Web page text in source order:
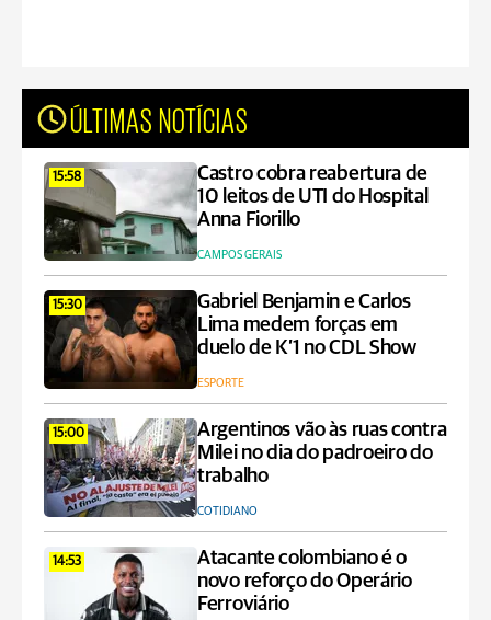
ÚLTIMAS NOTÍCIAS
15:58
Castro cobra reabertura de
10 leitos de UTI do Hospital
Anna Fiorillo
CAMPOS GERAIS
15:30
Gabriel Benjamin e Carlos
Lima medem forças em
duelo de K’1 no CDL Show
ESPORTE
15:00
Argentinos vão às ruas contra
Milei no dia do padroeiro do
trabalho
COTIDIANO
14:53
Atacante colombiano é o
novo reforço do Operário
Ferroviário